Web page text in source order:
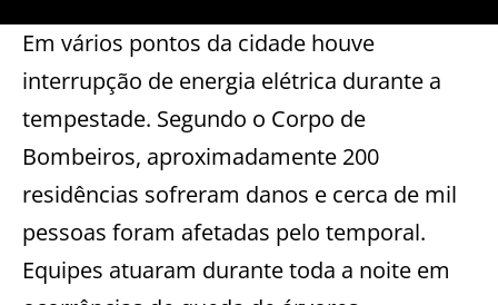
Em vários pontos da cidade houve
interrupção de energia elétrica durante a
tempestade. Segundo o Corpo de
Bombeiros, aproximadamente 200
residências sofreram danos e cerca de mil
pessoas foram afetadas pelo temporal.
Equipes atuaram durante toda a noite em